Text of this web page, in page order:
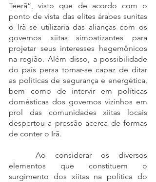
Teerã”, visto que de acordo com o
ponto de vista das elites árabes sunitas
o Irã se utilizaria das alianças com os
governos xiitas simpatizantes para
projetar seus interesses hegemônicos
na região. Além disso, a possibilidade
do país persa tornar-se capaz de ditar
as políticas de segurança e energética,
bem como de intervir em políticas
domésticas dos governos vizinhos em
prol das comunidades xiitas locais
despertou a pressão acerca de formas
de conter o Irã.
Ao considerar os diversos
elementos que constituem o
surgimento dos xiitas na política do